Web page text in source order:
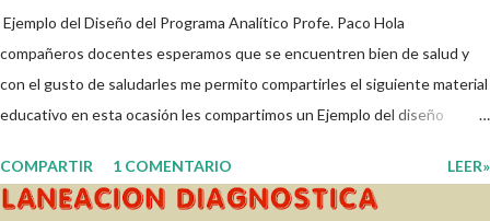
Ejemplo del Diseño del Programa Analítico Profe. Paco Hola
compañeros docentes esperamos que se encuentren bien de salud y
con el gusto de saludarles me permito compartirles el siguiente material
educativo en esta ocasión les compartimos un Ejemplo del diseño
fortalecer los procesos de enseñanza y aprendizaje para que los
alumnos alcacen los niveles de logro educativo. Gracias por seguir a
COMPARTIR 1 COMENTARIO LEER»